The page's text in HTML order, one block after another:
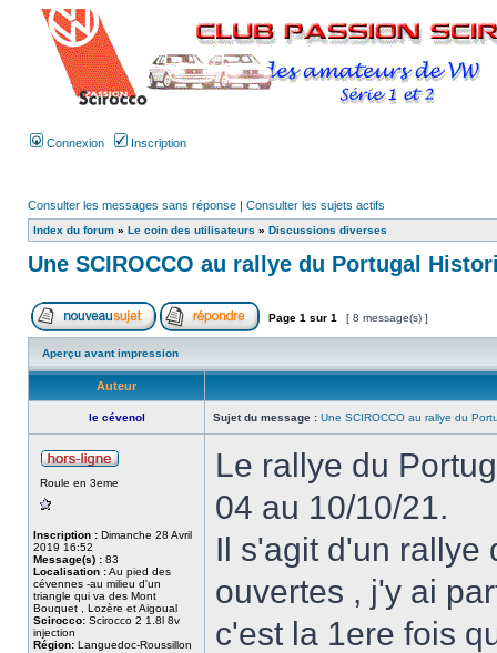
Connexion Inscription
Consulter les messages sans réponse | Consulter les sujets actifs
Index du forum » Le coin des utilisateurs » Discussions diverses
Une SCIROCCO au rallye du Portugal
Page 1 sur 1 [ 8 message(s) ]
Aperçu avant impression
Auteur
le cévenol Sujet du message : Une SCIROCCO au rallye du
Roule en 3eme
Inscription : Dimanche 28 Avril
2019 16:52
Message(s) : 83
Localisation :Au pied des
cévennes -au milieu d'un
triangle qui va des Mont
Bouquet , Lozère et Aigoual
Scirocco: Scirocco 2 1.8l 8v
injection
Région: Languedoc-Roussillon
Le rallye du
04 au 10/10/21.
Il s'agit d'un rallye
ouvertes , j'y ai
c'est la 1ere fois